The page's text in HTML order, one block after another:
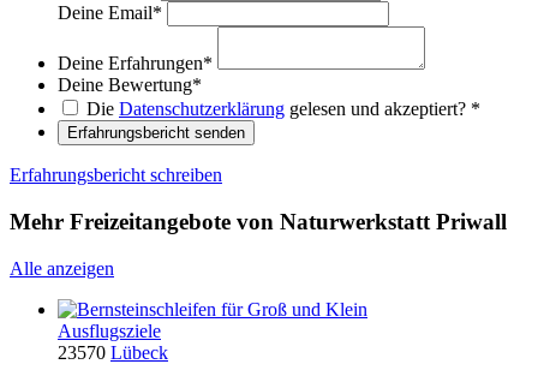
Deine Email*
Deine Erfahrungen*
Deine Bewertung*
Die Datenschutzerklärung gelesen und akzeptiert? *
Erfahrungsbericht senden
Erfahrungsbericht schreiben
Mehr Freizeitangebote von Naturwerkstatt Priwall
Alle anzeigen
Ausflugsziele
23570 Lübeck